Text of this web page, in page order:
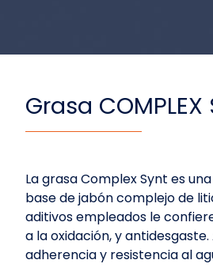
Grasa COMPLEX
La grasa Complex Synt es
base de jabón complejo de
aditivos empleados le
a la oxidación, y
adherencia y resistencia al